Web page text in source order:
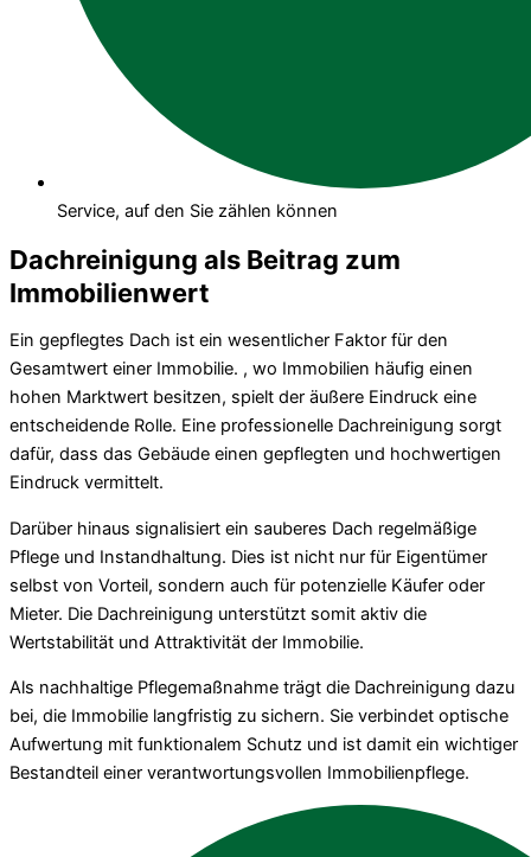
Service, auf den Sie zählen können
Dachreinigung als Beitrag zum
Immobilienwert
Ein gepflegtes Dach ist ein wesentlicher Faktor für den
Gesamtwert einer Immobilie. , wo Immobilien häufig einen
hohen Marktwert besitzen, spielt der äußere Eindruck eine
entscheidende Rolle. Eine professionelle Dachreinigung sorgt
dafür, dass das Gebäude einen gepflegten und hochwertigen
Eindruck vermittelt.
Darüber hinaus signalisiert ein sauberes Dach regelmäßige
Pflege und Instandhaltung. Dies ist nicht nur für Eigentümer
selbst von Vorteil, sondern auch für potenzielle Käufer oder
Mieter. Die Dachreinigung unterstützt somit aktiv die
Wertstabilität und Attraktivität der Immobilie.
Als nachhaltige Pflegemaßnahme trägt die Dachreinigung dazu
bei, die Immobilie langfristig zu sichern. Sie verbindet optische
Aufwertung mit funktionalem Schutz und ist damit ein wichtiger
Bestandteil einer verantwortungsvollen Immobilienpflege.